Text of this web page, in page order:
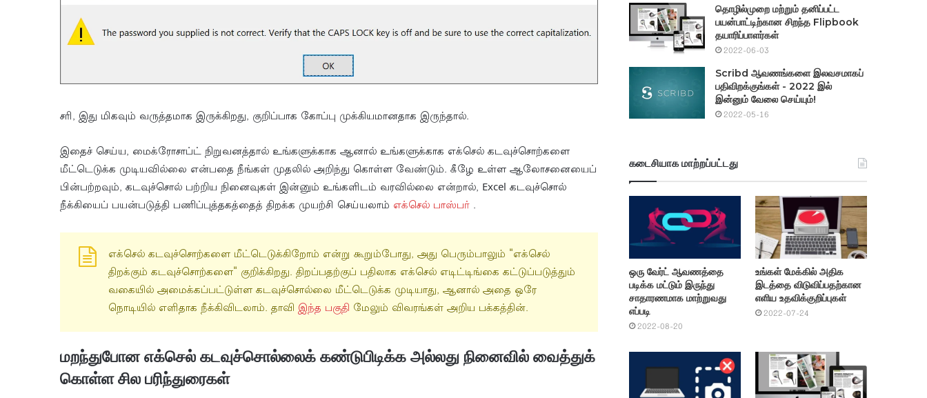
சரி, இது மிகவும் வருத்தமாக இருக்கிறது, குறிப்பாக கோப்பு முக்கியமானதாக இருந்தால்.
இதைச் செய்ய, மைக்ரோசாப்ட் நிறுவனத்தால் உங்களுக்காக ஆனால் உங்களுக்காக எக்செல் கடவுச்சொற்களை
மீட்டெடுக்க முடியவில்லை என்பதை நீங்கள் முதலில் அறிந்து கொள்ள வேண்டும். கீழே உள்ள ஆலோசனையைப்
பின்பற்றவும், கடவுச்சொல் பற்றிய நினைவுகள் இன்னும் உங்களிடம் வரவில்லை என்றால், Excel கடவுச்சொல்
நீக்கியைப் பயன்படுத்தி பணிப்புத்தகத்தைத் திறக்க முயற்சி செய்யலாம் எக்செல் பாஸ்பர் .
எக்செல் கடவுச்சொற்களை மீட்டெடுக்கிறோம் என்று கூறும்போது, ​​அது பெரும்பாலும் "எக்செல்
திறக்கும் கடவுச்சொற்களை" குறிக்கிறது. திறப்பதற்குப் பதிலாக எக்செல் எடிட்டிங்கை கட்டுப்படுத்தும்
வகையில் அமைக்கப்பட்டுள்ள கடவுச்சொல்லை மீட்டெடுக்க முடியாது, ஆனால் அதை ஒரே
நொடியில் எளிதாக நீக்கிவிடலாம். தாவி இந்த பகுதி மேலும் விவரங்கள் அறிய பக்கத்தின்.
மறந்துபோன எக்செல் கடவுச்சொல்லைக் கண்டுபிடிக்க அல்லது நினைவில் வைத்துக்
கொள்ள சில பரிந்துரைகள்
தொழில்முறை மற்றும் தனிப்பட்ட
பயன்பாட்டிற்கான சிறந்த Flipbook
தயாரிப்பாளர்கள்
2022-06-03
Scribd ஆவணங்களை இலவசமாகப்
பதிவிறக்குங்கள் - 2022 இல்
இன்னும் வேலை செய்யும்!
2022-05-16
கடைசியாக மாற்றப்பட்டது
ஒரு வேர்ட் ஆவணத்தை
படிக்க மட்டும் இருந்து
சாதாரணமாக மாற்றுவது
எப்படி
2022-08-20
உங்கள் மேக்கில் அதிக
இடத்தை விடுவிப்பதற்கான
எளிய உதவிக்குறிப்புகள்
2022-07-24